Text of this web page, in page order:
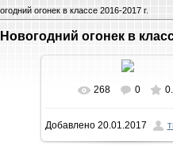
огонек в классе 2016-2017 г.
Новогодний огонек в
В реальном
1600x900/ 294.9Kb
268 0
Добавлено20.01.2017